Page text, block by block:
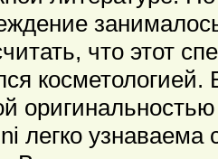
что этот
косметологией.
легко узнаваема